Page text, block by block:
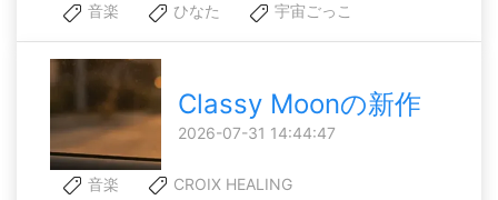
音楽 ひなた 宇宙ごっこ
Classy Moonの新作
2026-07-31 14:44:47
音楽
CROIX HEALING